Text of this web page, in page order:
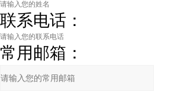
联系电话：
常用邮箱：